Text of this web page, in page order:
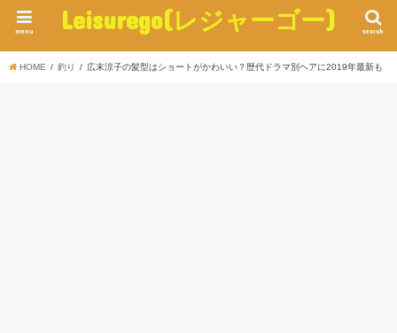
Leisurego(レジャーゴー) search
menu
HOME 釣り 広末涼子の髪型はショートがかわいい？歴代ドラマ別ヘアに2019年最新も